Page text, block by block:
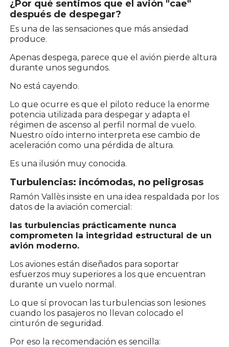
¿Por qué sentimos que el avión "cae"
después de despegar?
Es una de las sensaciones que más ansiedad
produce.
Apenas despega, parece que el avión pierde altura
durante unos segundos.
No está cayendo.
Lo que ocurre es que el piloto reduce la enorme
potencia utilizada para despegar y adapta el
régimen de ascenso al perfil normal de vuelo.
Nuestro oído interno interpreta ese cambio de
aceleración como una pérdida de altura.
Es una ilusión muy conocida.
Turbulencias: incómodas, no peligrosas
Ramón Vallès insiste en una idea respaldada por los
datos de la aviación comercial:
las turbulencias prácticamente nunca
comprometen la integridad estructural de un
avión moderno.
Los aviones están diseñados para soportar
esfuerzos muy superiores a los que encuentran
durante un vuelo normal.
Lo que sí provocan las turbulencias son lesiones
cuando los pasajeros no llevan colocado el
cinturón de seguridad.
Por eso la recomendación es sencilla: